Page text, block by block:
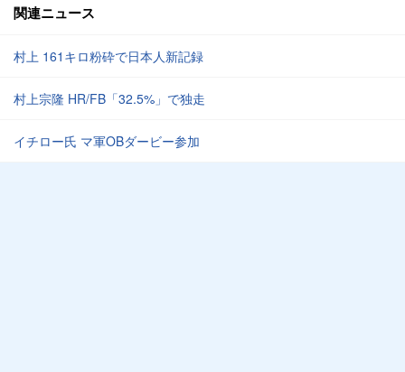
関連ニュース
村上 161キロ粉砕で日本人新記録
村上宗隆 HR/FB「32.5%」で独走
イチロー氏 マ軍OBダービー参加